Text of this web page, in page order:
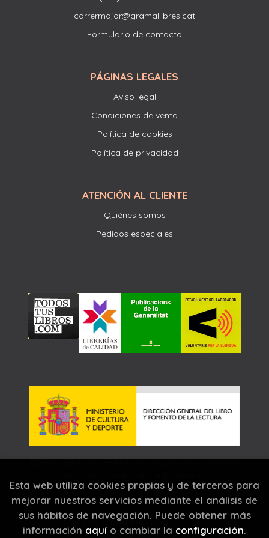
carrermajor@gramallibres.cat
Formulario de contacto
PÁGINAS LEGALES
Aviso legal
Condiciones de venta
Política de cookies
Política de privacidad
ATENCIÓN AL CLIENTE
Quiénes somos
Pedidos especiales
Este proyecto ha recibido una ayuda extraordinaria
2026 ©Llibreria Carrer Major . Todos los Derechos
Reservados |Grupo Trevenque
Esta web utiliza cookies propias y de terceros para
mejorar nuestros servicios mediante el análisis de
sus hábitos de navegación. Puede obtener más
información aquí o cambiar la configuración.